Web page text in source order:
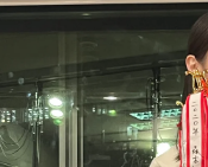
お知らせ
イベント・グ
YouTube
会社情報